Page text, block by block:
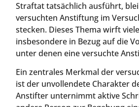
Straftat tatsächlich ausführt,
versuchten Anstiftung im
stecken. Dieses Thema wirft
insbesondere in Bezug auf die
unter denen eine versuchte
Ein zentrales Merkmal der
ist der unvollendete Charakter
Anstifter unternimmt aktive